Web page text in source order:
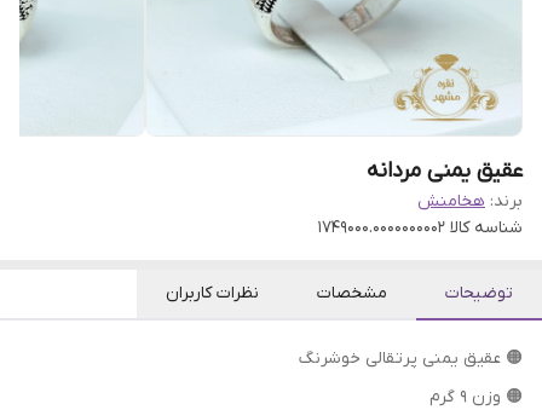
عقیق یمنی مردانه
برند: هخامنش
شناسه کالا 1749000.0000000002
توضیحات مشخصات نظرات کاربران
🟠 عقیق یمنی پرتقالی خوشرنگ
🟠 وزن ۹ گرم